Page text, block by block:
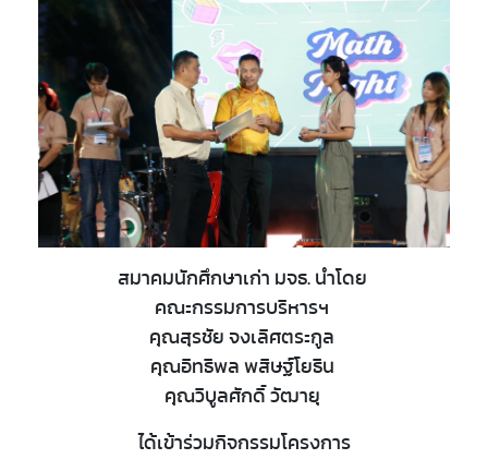
สมาคมนักศึกษาเก่า มจธ. นำโดย
คณะกรรมการบริหารฯ
คุณสุรชัย จงเลิศตระกูล
คุณอิทธิพล พสิษฐ์โยธิน
คุณวิบูลศักดิ์ วัฒายุ
ได้เข้าร่วมกิจกรรมโครงการ